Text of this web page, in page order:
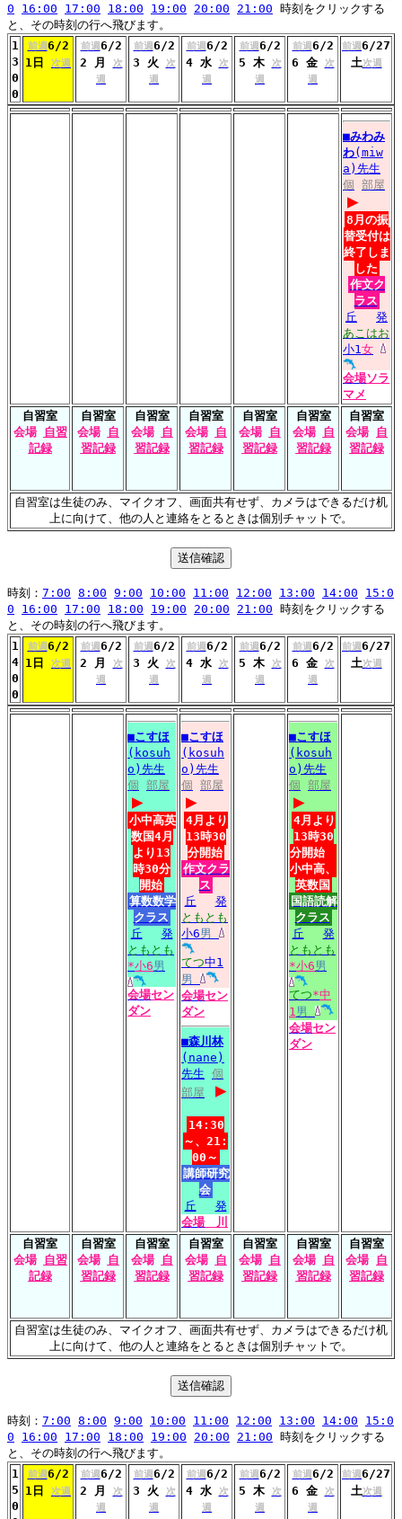
0
16:00 17:00 18:00 19:00 20:00 21:00 時刻をクリックする
と、その時刻の行へ飛びます。
1
3
0
0
前週6/2
1日 次週
前週6/2
2 月
次
週
前週6/2
3 火
次
週
前週6/2
4 水
次
週
前週6/2
5 木
次
週
前週6/2
6 金
次
週
前週6/27
土次週
■みわみ
わ(miw
a)先生
個 部屋
▶
8月の振
替受付は
終了しま
した
作文ク
ラス
丘
発
あこはお
小1 女
会場ソラ
マメ
自習室
会場 自習
記録
自習室
会場 自
習記録
自習室
会場 自
習記録
自習室
会場 自
習記録
自習室
会場 自
習記録
自習室
会場 自
習記録
自習室
会場 自
習記録
自習室は生徒のみ、マイクオフ、画面共有せず、カメラはできるだけ机
上に向けて、他の人と連絡をとるときは個別チャットで。
時刻： 7:00 8:00 9:00 10:00 11:00 12:00 13:00 14:00
15:0
0
16:00 17:00 18:00 19:00 20:00 21:00 時刻をクリックする
と、その時刻の行へ飛びます。
1
4
0
0
前週6/2
1日 次週
前週6/2
2 月
次
週
前週6/2
3 火
次
週
前週6/2
4 水
次
週
前週6/2
5 木
次
週
前週6/2
6 金
次
週
前週6/27
土次週
■こすほ
(kosuh
o)先生
個 部屋
▶
小中高英
数国4月
より13
時30分
開始
算数数学
クラス
丘
発
ともとも
*小6男
会場セン
ダン
■こすほ
(kosuh
o)先生
個 部屋
▶
4月より
13時30
分開始
作文クラ
ス
丘
発
ともとも
小6男
てつ中1
男
会場セン
ダン
■森川林
(nane)
先生 個
部屋
▶
14:30
～、21:
00～
講師研究
会
丘
発
会場川
■こすほ
(kosuh
o)先生
個 部屋
▶
4月より
13時30
分開始
小中高、
英数国
国語読解
クラス
丘
発
ともとも
*小6男
てつ*中
1 男
会場セン
ダン
自習室
会場 自習
記録
自習室
会場 自
習記録
自習室
会場 自
習記録
自習室
会場 自
習記録
自習室
会場 自
習記録
自習室
会場 自
習記録
自習室
会場 自
習記録
自習室は生徒のみ、マイクオフ、画面共有せず、カメラはできるだけ机
上に向けて、他の人と連絡をとるときは個別チャットで。
時刻： 7:00 8:00 9:00 10:00 11:00 12:00 13:00 14:00
15:0
0
16:00 17:00 18:00 19:00 20:00 21:00 時刻をクリックする
と、その時刻の行へ飛びます。
1
5
0
前週6/2
1日 次週
前週6/2
2 月
次
週
前週6/2
3 火
次
週
前週6/2
4 水
次
週
前週6/2
5 木
次
週
前週6/2
6 金
次
週
前週6/27
土次週